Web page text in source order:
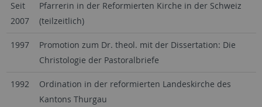
Seit
2007
Pfarrerin in der Reformierten Kirche in der Schweiz
(teilzeitlich)
1997
Promotion zum Dr. theol. mit der Dissertation: Die
Christologie der Pastoralbriefe
1992
Ordination in der reformierten Landeskirche des
Kantons Thurgau